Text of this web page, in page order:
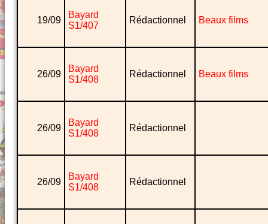
19/09
Bayard
S1/407
Rédactionnel Beaux films
26/09
Bayard
S1/408
Rédactionnel Beaux films
26/09
Bayard
S1/408
Rédactionnel
26/09
Bayard
S1/408
Rédactionnel